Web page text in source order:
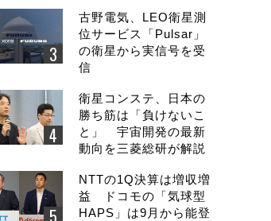
古野電気、LEO衛星測
位サービス「Pulsar」
の衛星から実信号を受
信
衛星コンステ、日本の
勝ち筋は「負けないこ
と」 宇宙開発の最新
動向を三菱総研が解説
NTTの1Q決算は増収増
益 ドコモの「気球型
HAPS」は9月から能登